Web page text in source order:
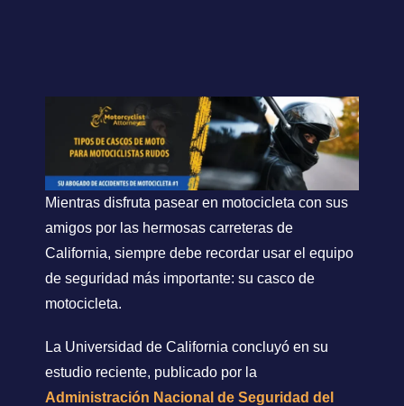
Mientras disfruta pasear en motocicleta con sus
amigos por las hermosas carreteras de
California, siempre debe recordar usar el equipo
de seguridad más importante: su casco de
motocicleta.
La Universidad de California concluyó en su
estudio reciente, publicado por la
Administración Nacional de Seguridad del